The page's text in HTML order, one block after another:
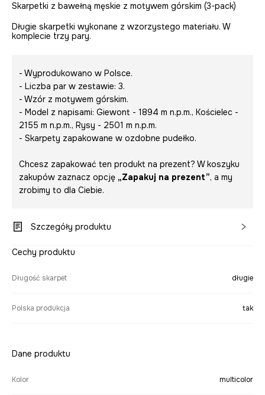
Skarpetki z bawełną męskie z motywem górskim (3-pack)
Długie skarpetki wykonane z wzorzystego materiału. W
komplecie trzy pary.
- Wyprodukowano w Polsce.
- Liczba par w zestawie: 3.
- Wzór z motywem górskim.
- Model z napisami: Giewont - 1894 m n.p.m., Kościelec -
2155 m n.p.m., Rysy - 2501 m n.p.m.
- Skarpety zapakowane w ozdobne pudełko.
Chcesz zapakować ten produkt na prezent? W koszyku
zakupów zaznacz opcję „Zapakuj na prezent”, a my
zrobimy to dla Ciebie.
Szczegóły produktu
Cechy produktu
Długość skarpet długie
Polska produkcja tak
Dane produktu
Kolor multicolor